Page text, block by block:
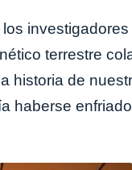
terrestre
historia de
haberse